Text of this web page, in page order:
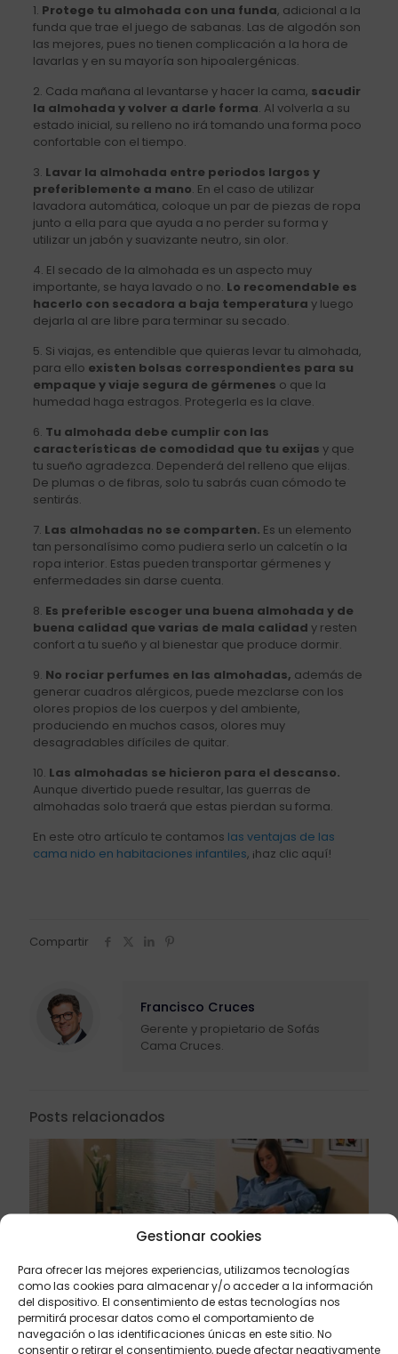
Gestionar cookies
Para ofrecer las mejores experiencias, utilizamos tecnologías
como las cookies para almacenar y/o acceder a la información
del dispositivo. El consentimiento de estas tecnologías nos
permitirá procesar datos como el comportamiento de
navegación o las identificaciones únicas en este sitio. No
consentir o retirar el consentimiento, puede afectar negativamente
1. Protege tu almohada con una funda, adicional a la
funda que trae el juego de sabanas. Las de algodón son
las mejores, pues no tienen complicación a la hora de
lavarlas y en su mayoría son hipoalergénicas.
2. Cada mañana al levantarse y hacer la cama, sacudir
la almohada y volver a darle forma. Al volverla a su
estado inicial, su relleno no irá tomando una forma poco
confortable con el tiempo.
3. Lavar la almohada entre periodos largos y
preferiblemente a mano. En el caso de utilizar
lavadora automática, coloque un par de piezas de ropa
junto a ella para que ayuda a no perder su forma y
utilizar un jabón y suavizante neutro, sin olor.
4. El secado de la almohada es un aspecto muy
importante, se haya lavado o no. Lo recomendable es
hacerlo con secadora a baja temperatura y luego
dejarla al are libre para terminar su secado.
5. Si viajas, es entendible que quieras levar tu almohada,
para ello existen bolsas correspondientes para su
empaque y viaje segura de gérmenes o que la
humedad haga estragos. Protegerla es la clave.
6. Tu almohada debe cumplir con las
características de comodidad que tu exijas y que
tu sueño agradezca. Dependerá del relleno que elijas.
De plumas o de fibras, solo tu sabrás cuan cómodo te
sentirás.
7. Las almohadas no se comparten. Es un elemento
tan personalísimo como pudiera serlo un calcetín o la
ropa interior. Estas pueden transportar gérmenes y
enfermedades sin darse cuenta.
8. Es preferible escoger una buena almohada y de
buena calidad que varias de mala calidad y resten
confort a tu sueño y al bienestar que produce dormir.
9. No rociar perfumes en las almohadas, además de
generar cuadros alérgicos, puede mezclarse con los
olores propios de los cuerpos y del ambiente,
produciendo en muchos casos, olores muy
desagradables difíciles de quitar.
10. Las almohadas se hicieron para el descanso.
Aunque divertido puede resultar, las guerras de
almohadas solo traerá que estas pierdan su forma.
En este otro artículo te contamos las ventajas de las
cama nido en habitaciones infantiles, ¡haz clic aquí!
Compartir
Francisco Cruces
Gerente y propietario de Sofás
Cama Cruces.
Posts relacionados